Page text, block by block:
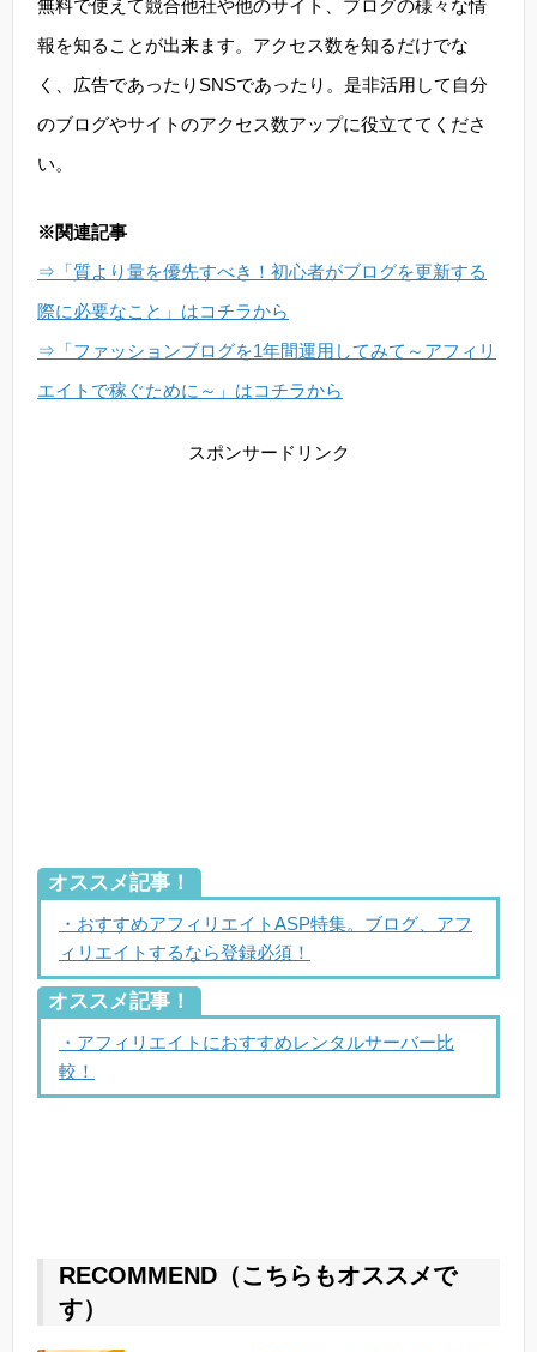
無料で使えて競合他社や他のサイト、ブログの様々な情
報を知ることが出来ます。アクセス数を知るだけでな
く、広告であったりSNSであったり。是非活用して自分
のブログやサイトのアクセス数アップに役立ててくださ
い。
※関連記事
⇒「質より量を優先すべき！初心者がブログを更新する
際に必要なこと」はコチラから
⇒「ファッションブログを1年間運用してみて～アフィリ
エイトで稼ぐために～」はコチラから
スポンサードリンク
オススメ記事！
・おすすめアフィリエイトASP特集。ブログ、アフ
ィリエイトするなら登録必須！
オススメ記事！
・アフィリエイトにおすすめレンタルサーバー比
較！
RECOMMEND（こちらもオススメで
す）